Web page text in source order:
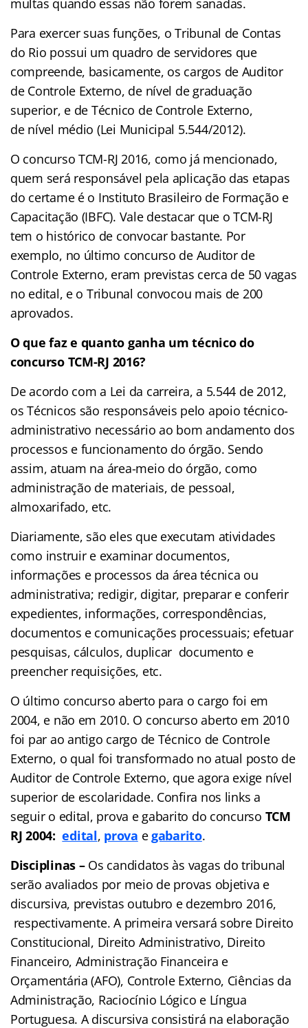
multas quando essas não forem sanadas.
Para exercer suas funções, o Tribunal de Contas
do Rio possui um quadro de servidores que
compreende, basicamente, os cargos de Auditor
de Controle Externo, de nível de graduação
superior, e de Técnico de Controle Externo,
de nível médio (Lei Municipal 5.544/2012).
O concurso TCM-RJ 2016, como já mencionado,
quem será responsável pela aplicação das etapas
do certame é o Instituto Brasileiro de Formação e
Capacitação (IBFC). Vale destacar que o TCM-RJ
tem o histórico de convocar bastante. Por
exemplo, no último concurso de Auditor de
Controle Externo, eram previstas cerca de 50 vagas
no edital, e o Tribunal convocou mais de 200
aprovados.
O que faz e quanto ganha um técnico do
concurso TCM-RJ 2016?
De acordo com a Lei da carreira, a 5.544 de 2012,
os Técnicos são responsáveis pelo apoio técnico-
administrativo necessário ao bom andamento dos
processos e funcionamento do órgão. Sendo
assim, atuam na área-meio do órgão, como
administração de materiais, de pessoal,
almoxarifado, etc.
Diariamente, são eles que executam atividades
como instruir e examinar documentos,
informações e processos da área técnica ou
administrativa; redigir, digitar, preparar e conferir
expedientes, informações, correspondências,
documentos e comunicações processuais; efetuar
pesquisas, cálculos, duplicar documento e
preencher requisições, etc.
O último concurso aberto para o cargo foi em
2004, e não em 2010. O concurso aberto em 2010
foi par ao antigo cargo de Técnico de Controle
Externo, o qual foi transformado no atual posto de
Auditor de Controle Externo, que agora exige nível
superior de escolaridade. Confira nos links a
seguir o edital, prova e gabarito do concurso TCM
RJ 2004: edital, prova egabarito.
Disciplinas –Os candidatos às vagas do tribunal
serão avaliados por meio de provas objetiva e
discursiva, previstas outubro e dezembro 2016,
respectivamente. A primeira versará sobre Direito
Constitucional, Direito Administrativo, Direito
Financeiro, Administração Financeira e
Orçamentária (AFO), Controle Externo, Ciências da
Administração, Raciocínio Lógico e Língua
Portuguesa. A discursiva consistirá na elaboração